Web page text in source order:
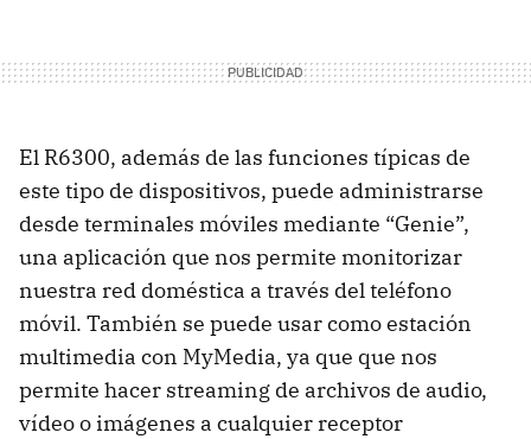
El R6300, además de las funciones típicas de
este tipo de dispositivos, puede administrarse
desde terminales móviles mediante “Genie”,
una aplicación que nos permite monitorizar
nuestra red doméstica a través del teléfono
móvil. También se puede usar como estación
multimedia con MyMedia, ya que que nos
permite hacer streaming de archivos de audio,
vídeo o imágenes a cualquier receptor